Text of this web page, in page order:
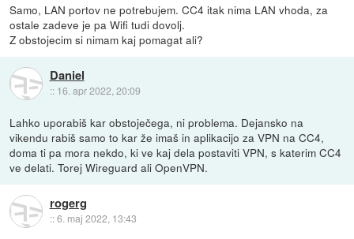
Samo, LAN portov ne potrebujem. CC4 itak nima LAN vhoda, za
ostale zadeve je pa Wifi tudi dovolj.
Z obstojecim si nimam kaj pomagat ali?
Daniel
:: 16. apr 2022, 20:09
Lahko uporabiš kar obstoječega, ni problema. Dejansko na
vikendu rabiš samo to kar že imaš in aplikacijo za VPN na CC4,
doma ti pa mora nekdo, ki ve kaj dela postaviti VPN, s katerim CC4
ve delati. Torej Wireguard ali OpenVPN.
rogerg
::6. maj 2022, 13:43